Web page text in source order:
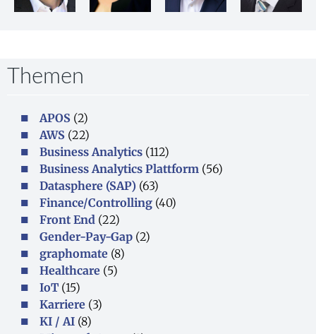
Themen
APOS (2)
AWS (22)
Business Analytics (112)
Business Analytics Plattform (56)
Datasphere (SAP) (63)
Finance/Controlling (40)
Front End (22)
Gender-Pay-Gap (2)
graphomate (8)
Healthcare (5)
IoT (15)
Karriere (3)
KI / AI (8)